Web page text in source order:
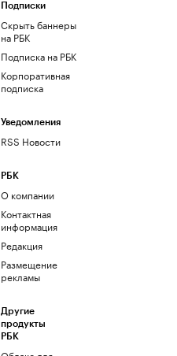
Подписки
Скрыть баннеры
на РБК
Подписка на РБК
Корпоративная
подписка
Уведомления
RSS Новости
РБК
О компании
Контактная
информация
Редакция
Размещение
рекламы
Другие
продукты
РБК